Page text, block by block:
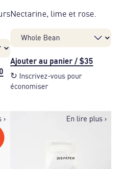
Nectarine, lime et rose.
Ajouter au panier / $35
↻
Inscrivez-vous pour
économiser
› En lire plus ›